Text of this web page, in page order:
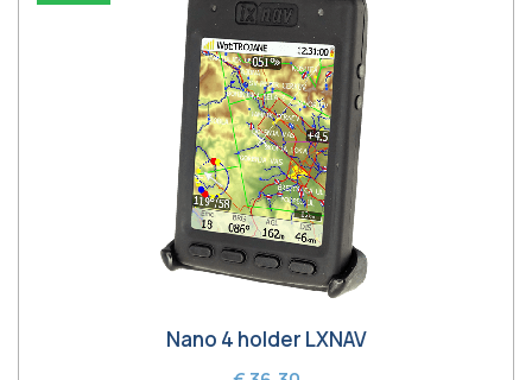
Nano 4 holder LXNAV